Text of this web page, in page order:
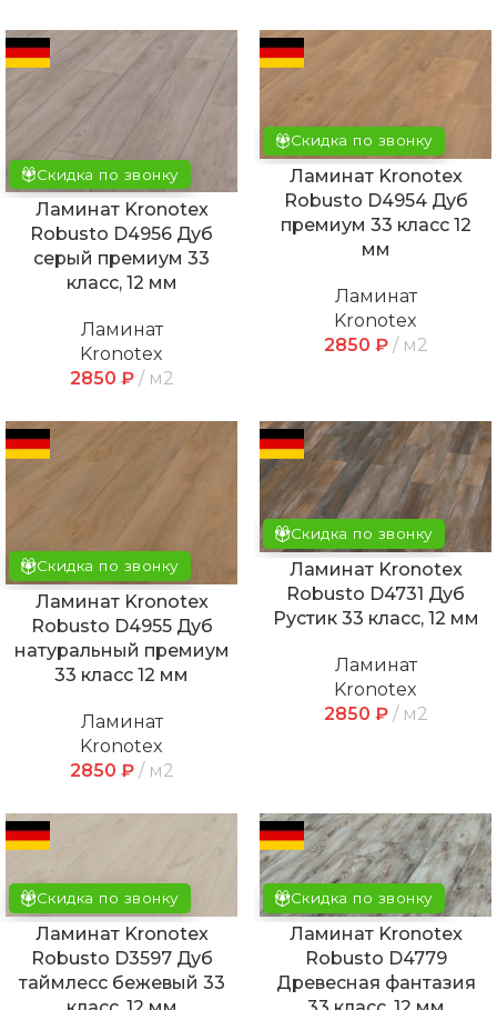
Скидка по звонку
Ламинат Kronotex
Robusto D4956 Дуб
серый премиум 33
класс, 12 мм
Ламинат
Kronotex
2850 ₽ м2
Скидка по звонку
Ламинат Kronotex
Robusto D4954 Дуб
премиум 33 класс 12
мм
Ламинат
Kronotex
2850 ₽ м2
Скидка по звонку
Ламинат Kronotex
Robusto D4955 Дуб
натуральный премиум
33 класс 12 мм
Ламинат
Kronotex
2850 ₽ м2
Скидка по звонку
Ламинат Kronotex
Robusto D4731 Дуб
Рустик 33 класс, 12 мм
Ламинат
Kronotex
2850 ₽ м2
Скидка по звонку
Ламинат Kronotex
Robusto D3597 Дуб
таймлесс бежевый 33
Скидка по звонку
Ламинат Kronotex
Robusto D4779
Древесная фантазия